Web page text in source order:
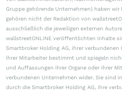
Gruppe gehörende Unternehmen) haben
gehören nicht der Redaktion von
ausschließlich die jeweiligen externen
wallstreetONLINE veröffentlichten Inhalte
Smartbroker Holding AG, ihrer verbundenen
ihrer Mitarbeiter bestimmt und spiegeln
und Auffassungen ihrer Organe oder ihrer
verbundenen Unternehmen wider. Sie sind
durch die Smartbroker Holding AG, ihre